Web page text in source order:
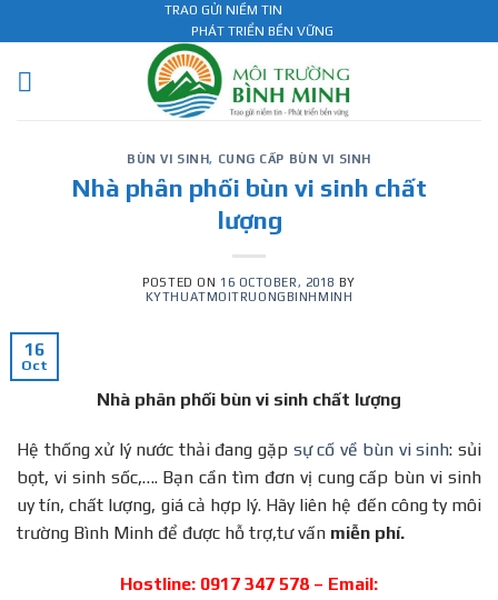
to
content
TRAO GỬI NIỀM TIN
PHÁT TRIỂN BỀN VỮNG
BÙN VI SINH, CUNG CẤP BÙN VI SINH
Nhà phân phối bùn vi sinh chất
lượng
POSTED ON 16 OCTOBER, 2018 BY
KYTHUATMOITRUONGBINHMINH
16
Oct
Nhà phân phối bùn vi sinh chất lượng
Hệ thống xử lý nước thải đang gặp sự cố về bùn vi sinh: sủi
bọt, vi sinh sốc,…. Bạn cần tìm đơn vị cung cấp bùn vi sinh
uy tín, chất lượng, giá cả hợp lý. Hãy liên hệ đến công ty môi
trường Bình Minh để được hỗ trợ,tư vấn miễn phí.
Hostline: 0917 347 578 – Email: